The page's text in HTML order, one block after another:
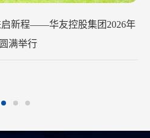
华友钴业2026年